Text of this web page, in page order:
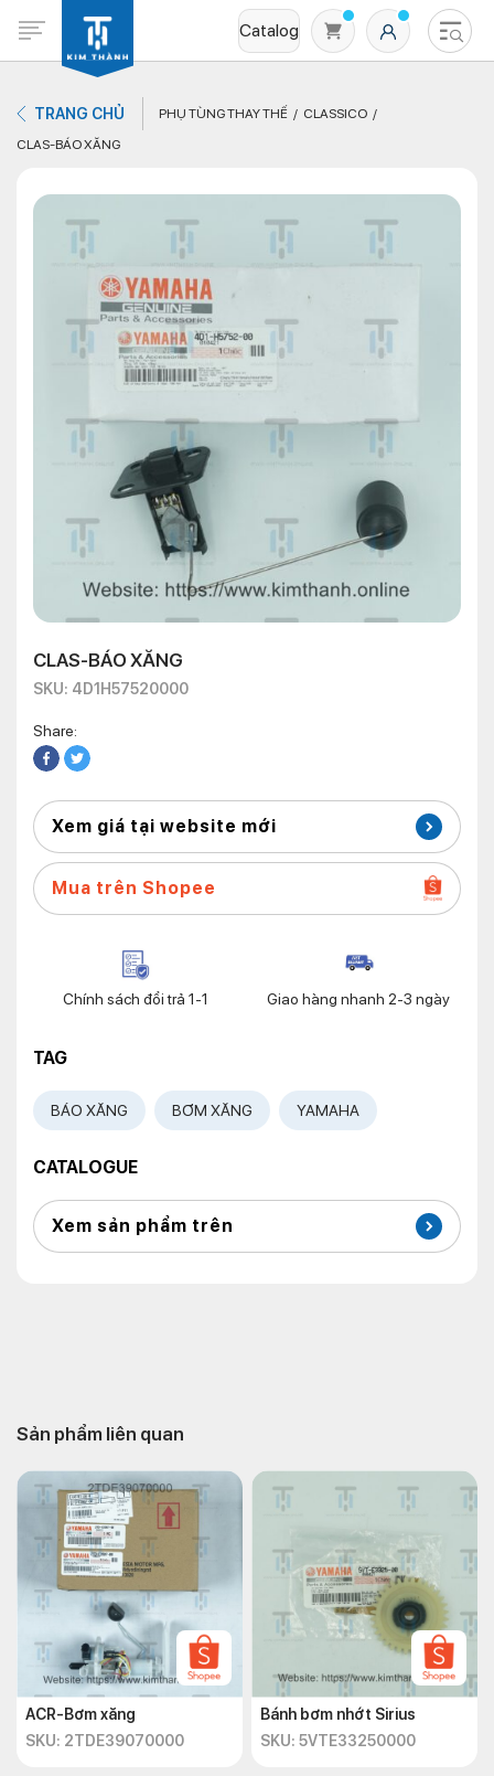
Catalog
Không có sản phẩm nào trong giỏ hàng
TRANG CHỦ PHỤ TÙNG THAY THẾ
CLASSICO
CLAS-BÁO XĂNG
CLAS-BÁO XĂNG
SKU: 4D1H57520000
Share:
Xem giá tại website mới
Mua trên Shopee
Chính sách đổi trả 1-1 Giao hàng nhanh 2-3 ngày
TAG
BÁO XĂNG BƠM XĂNG YAMAHA
CATALOGUE
Xem sản phẩm trên
Sản phẩm liên quan
ACR-Bơm xăng
SKU: 2TDE39070000
Bánh bơm nhớt Sirius
SKU: 5VTE33250000